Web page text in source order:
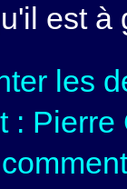
est à
les
: Pierre